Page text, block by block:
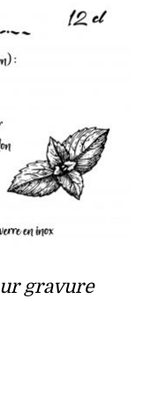
gravure